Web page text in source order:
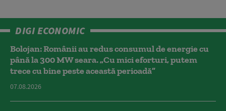
DIGI ECONOMIC
Bolojan: Românii au redus consumul de energie cu
până la 300 MW seara. „Cu mici eforturi, putem
trece cu bine peste această perioadă”
07.08.2026